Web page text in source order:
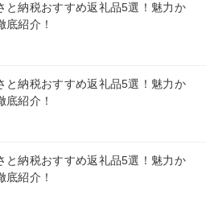
と納税おすすめ返礼品5選！魅力か
底紹介！
と納税おすすめ返礼品5選！魅力か
底紹介！
と納税おすすめ返礼品5選！魅力か
底紹介！